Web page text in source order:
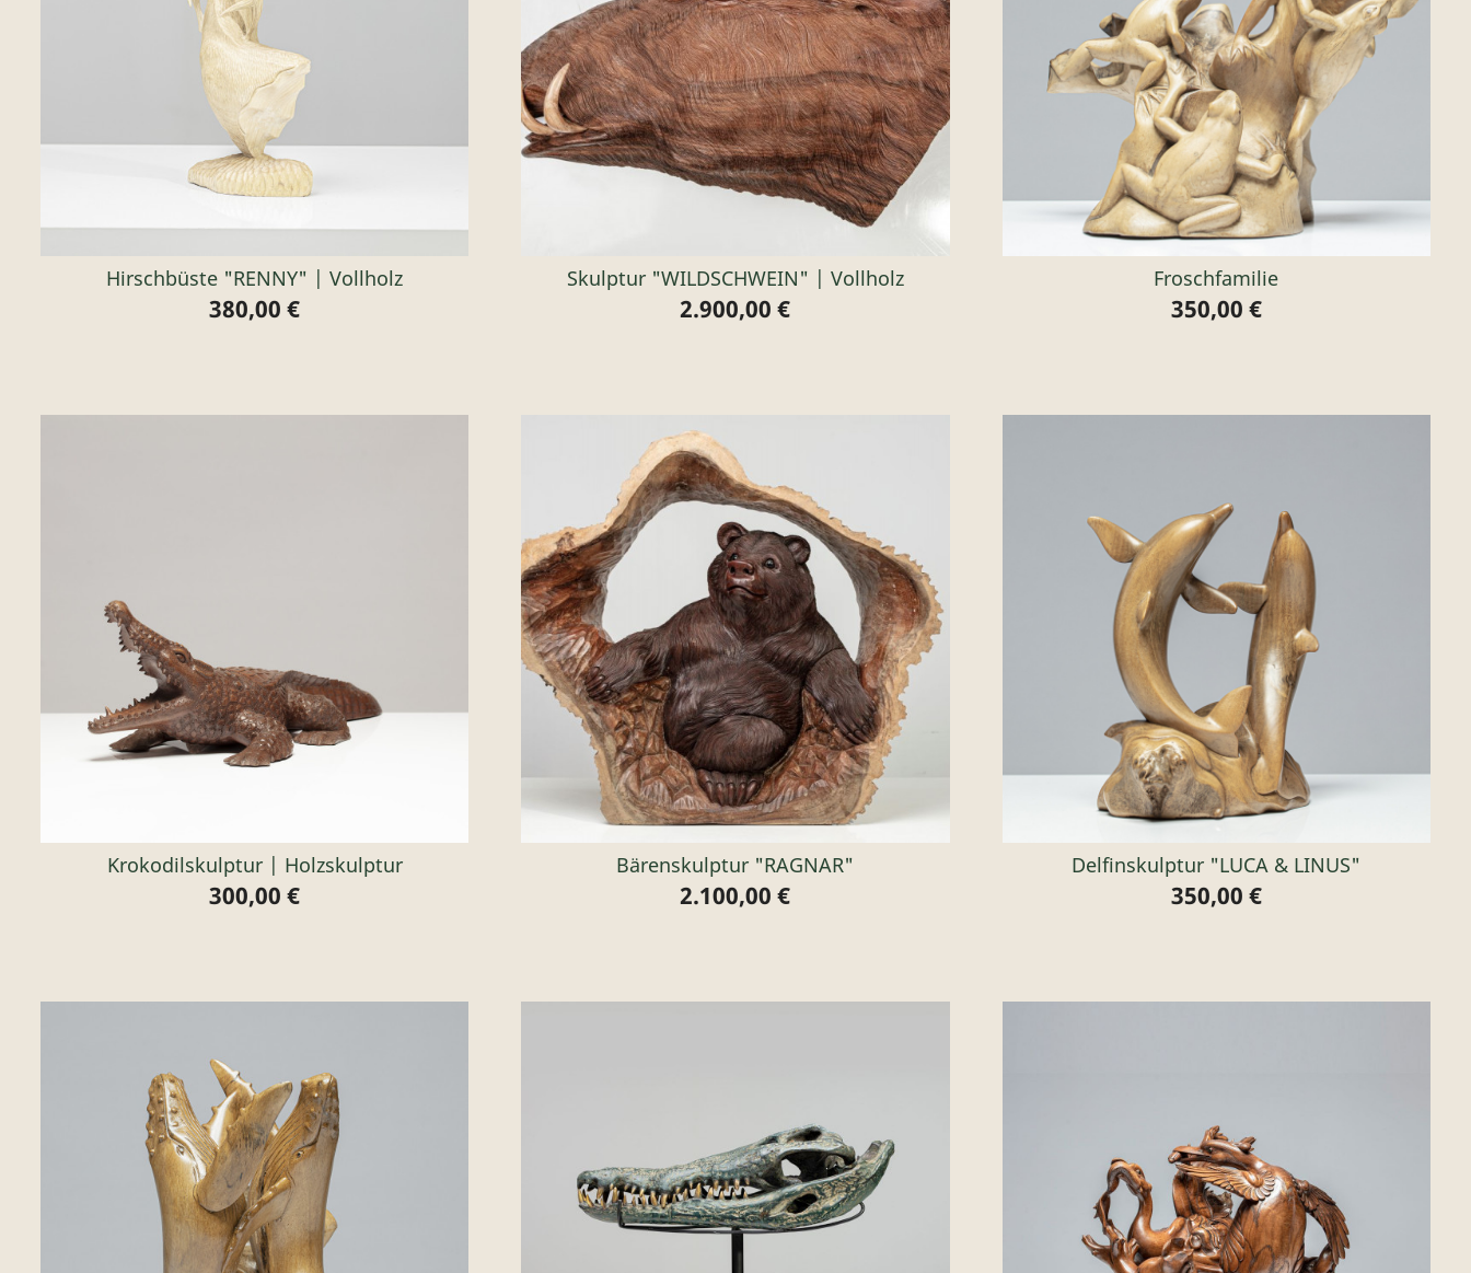
Hirschbüste "RENNY" | Vollholz
Preis
380,00 €
Skulptur "WILDSCHWEIN" | Vollholz
Preis
2.900,00 €
Froschfamilie
Preis
350,00 €
Krokodilskulptur | Holzskulptur
Preis
300,00 €
Bärenskulptur "RAGNAR"
Preis
2.100,00 €
Delfinskulptur "LUCA & LINUS"
Preis
350,00 €